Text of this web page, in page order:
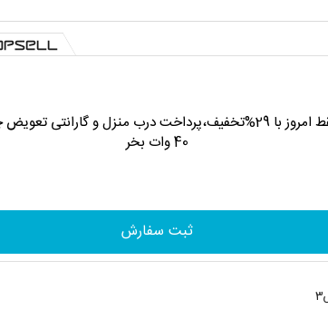
فقط امروز با 29%تخفیف،پرداخت درب منزل و گارانتی
40 وات بخر
ثبت سفارش